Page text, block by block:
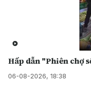
Hấp dẫn "Phiên chợ
06-08-2026, 18:38